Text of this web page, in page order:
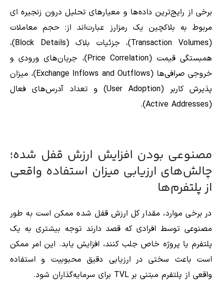
برخی از رایج‌ترین داده‌ها و معیارهای تحلیل درون زنجیره ای
مربوط به بلاکچین یک رمزارز عبارت‌اند از: حجم معاملات
(Transaction Volumes)، جزئیات بلاک‌ (Block Details)،
همبستگی قیمت (Price Correlation)، جریان‌های ورودی و
خروجی صرافی‌ها (Exchange Inflows and Outflows)، میزان
پذیرش کاربر (User Adoption) و تعداد آدرس‌های فعال
(Active Addresses).
مصنوعی بودن افزایش ارزش قفل‌ شده؛
چالش‌های ارزیابی میزان استفاده واقعی
از پلتفرم‌ها
در برخی موارد، مقدار کل ارزش قفل‌ شده ممکن است به ‌طور
مصنوعی توسط افرادی که قصد دارند توجه بیشتری به یک
پلتفرم یا پروژه خاص جلب کنند، افزایش یابد. این امر ممکن
است باعث سختی در ارزیابی دقیق محبوبیت و استفاده
واقعی از پلتفرم مبتنی بر TVL برای سرمایه‌گذاران شود.